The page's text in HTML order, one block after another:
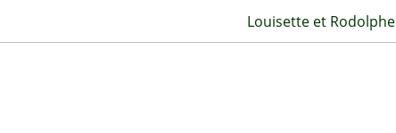
et Rodolphe